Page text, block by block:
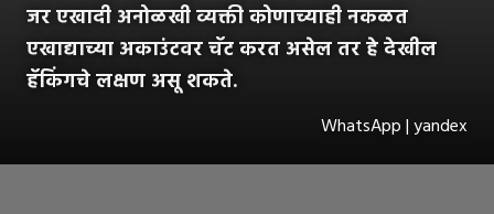
जर एखादी अनोळखी व्यक्ती कोणाच्याही नकळत
एखाद्याच्या अकाउंटवर चॅट करत असेल तर हे देखील
हॅकिंगचे लक्षण असू शकते.
WhatsApp | yandex